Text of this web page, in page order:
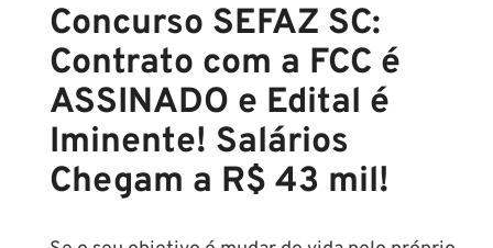
Concurso SEFAZ SC:
Contrato com a FCC é
ASSINADO e Edital é
Iminente! Salários
Chegam a R$ 43 mil!